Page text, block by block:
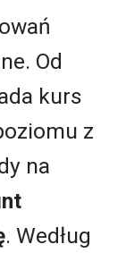
Od
kurs
z
na
. Według